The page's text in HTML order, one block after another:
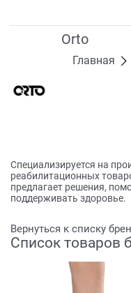
Orto
Главная
Специализируется на
реабилитационных
предлагает решения,
поддерживать здоровье.
Вернуться к списку
Список товаров